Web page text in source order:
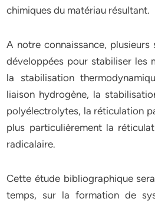
chimiques du matériau résultant.
A notre connaissance,
développées pour stabiliser les
la stabilisation
liaison hydrogène, la
polyélectrolytes, la réticulation
plus particulièrement la
radicalaire.
Cette étude bibliographique
temps, sur la formation de